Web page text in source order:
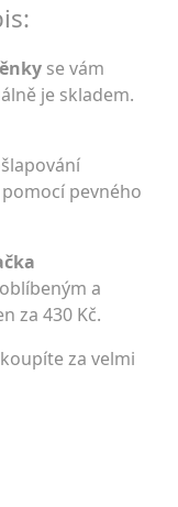
se vám
je skladem.
pevného
a
za 430 Kč.
za velmi